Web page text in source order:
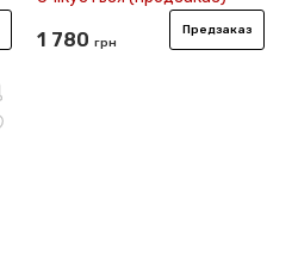
1 780 грн
Предзаказ